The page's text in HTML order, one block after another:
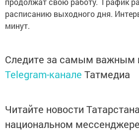
расписанию выходного дня.
минут.
Следите за самым важным
Telegram-канале Татмедиа
Читайте новости
национальном